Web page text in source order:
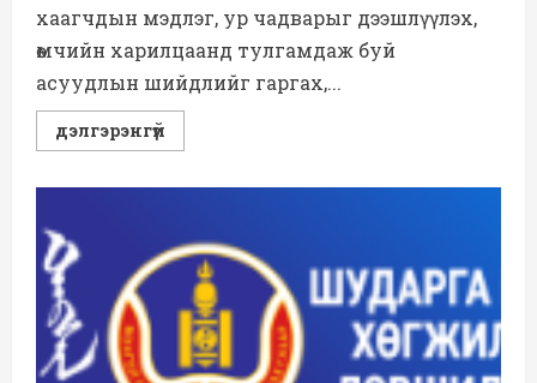
хаагчдын мэдлэг, ур чадварыг дээшлүүлэх,
өмчийн харилцаанд тулгамдаж буй
асуудлын шийдлийг гаргах,...
дэлгэрэнгүй
more
баруун
бүсийн
сургалт,
зөвлөгөөн-2025